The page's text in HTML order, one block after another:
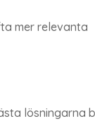
mer relevanta
lösningarna